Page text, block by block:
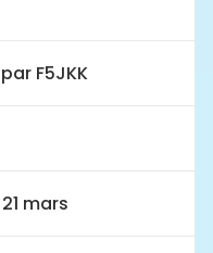
F5JKK
mars